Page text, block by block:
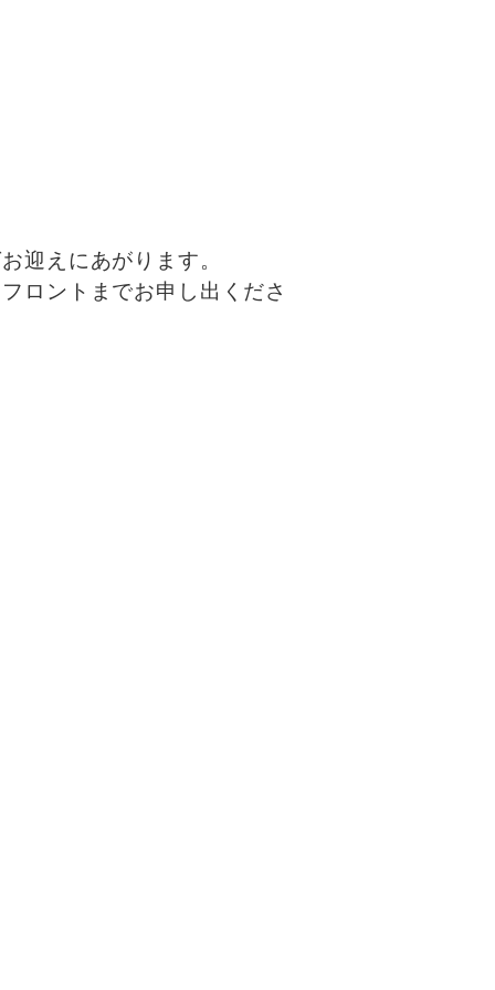
迎えにあがります。
ロントまでお申し出くださ